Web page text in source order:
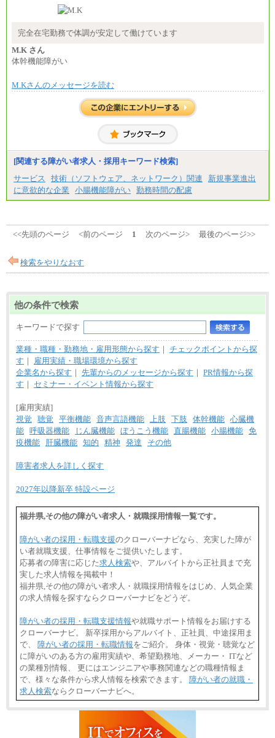
⑧～⑮月給200,000円〜月給400,000円
⑯月給185,000円以上
⑱月給212,000円以上
㉒月給185,000 円以上
㉓月給224,500円以上
※全コース共通※ 能力・経験・勤務地などにより
異なります
※試用期間中も給与に変更はございません。
時給 1,226円（実働4.5時間）
間額換算額）
・退職金相当手当 37円
ざいません。
完全在宅勤務で体調が安定して働けています
M.K さん
体幹機能障がい
M.Kさんのメッセージを読む
[関連する障がい者求人・採用キーワード検索]
サービス
技術（ソフトウェア、ネットワーク）関連
新規事業進出
に意欲的な企業
小腸機能障がい 勤務時間の配慮
<<先頭のページ <前のページ 1 次のページ> 最後のページ>>
検索をやりなおす
他の条件で検索
キーワードで探す
業種・職種・勤務地・雇用形態から探す ｜ チェックポイントから探
す ｜
雇用実績・職場環境から探す
企業名から探す ｜ 先輩からのメッセージから探す ｜ PR情報から探
す ｜ セミナー・イベント情報から探す
[雇用実績]
視覚
聴覚 平衡機能 音声言語機能 上肢 下肢 体幹機能 心臓機
能 呼吸器機能 じん臓機能 ぼうこう機能 直腸機能 小腸機能 免
疫機能
肝臓機能 知的 精神 発達 その他
障害者求人を詳しく探す
2027年以降新卒 特設ページ
福井県,その他の障がい者求人・就職採用情報一覧です。
障がい者の採用・転職支援のクローバーナビなら、充実した障が
い者就職支援、仕事情報をご提供いたします。
応募者の障害に応じた求人検索や、アルバイトから正社員まで充
実した求人情報を掲載中！
福井県,その他の障がい者求人・就職採用情報をはじめ、人気企業
の求人情報を探すならクローバーナビをどうぞ。
障がい者の採用・転職支援情報や就職サポート情報をお届けする
クローバーナビ。 新卒採用からアルバイト、正社員、中途採用ま
で、 障がい者の採用・転職情報をご紹介。 身体・視覚・聴覚など
に障がいのある方の雇用実績や、希望勤務地、メーカー・ ITなど
の業種別情報、 更にはエンジニアや事務関連などの職種情報ま
で、様々な条件から求人情報を検索できます。 障がい者の就職・
求人検索ならクローバーナビへ。